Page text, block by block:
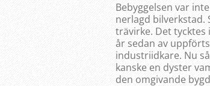
Bebyggelsen var
nerlagd bilverkstad.
trävirke. Det
år sedan av
industriidkare. Nu
kanske en dyster
den omgivande